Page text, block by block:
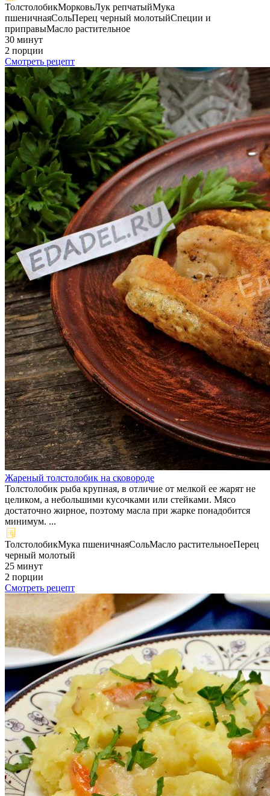
ТолстолобикМорковьЛук репчатыйМука
пшеничнаяСольПерец черный молотыйСпеции и
приправыМасло растительное
30 минут
2 порции
Смотреть рецепт
Жареный толстолобик на сковороде
Толстолобик рыба крупная, в отличие от мелкой ее жарят не
целиком, а небольшими кусочками или стейками. Мясо
достаточно жирное, поэтому масла при жарке понадобится
минимум. ...
ТолстолобикМука пшеничнаяСольМасло растительноеПерец
черный молотый
25 минут
2 порции
Смотреть рецепт